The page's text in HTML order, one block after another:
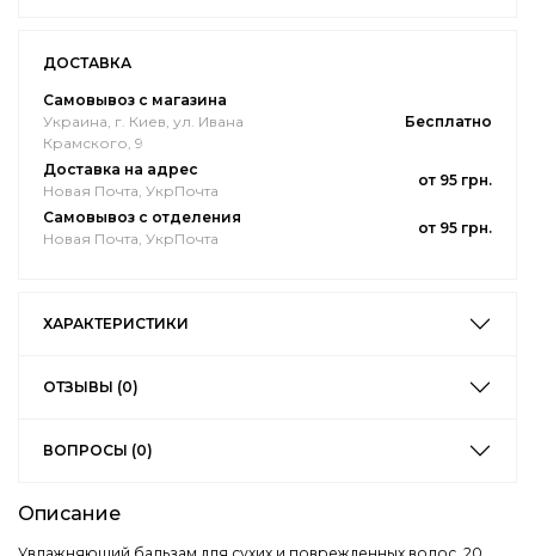
ДОСТАВКА
Самовывоз с магазина
Украина, г. Киев, ул. Ивана
Крамского, 9
Бесплатно
Доставка на адрес
Новая Почта, УкрПочта
от 95 грн.
Самовывоз с отделения
Новая Почта, УкрПочта
от 95 грн.
ХАРАКТЕРИСТИКИ
ОТЗЫВЫ (0)
ВОПРОСЫ (0)
Описание